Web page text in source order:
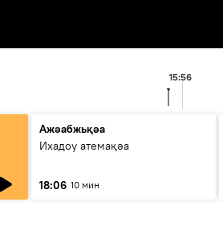
15:56
Ажәабжьқәа
Ихадоу атемақәа
18:06 10 мин